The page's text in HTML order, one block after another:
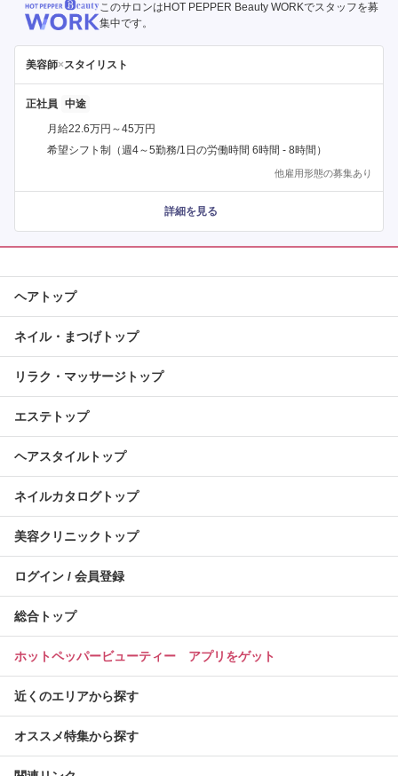
このサロンはHOT PEPPER Beauty WORKでスタッフを募
集中です。
美容師×スタイリスト
正社員
月給22.6万円～45万円
希望シフト制（週4～5勤務/1日の労働時間 6時間 - 8時間）
他雇用形態の募集あり
詳細を見る
ヘアトップ
ネイル・まつげトップ
リラク・マッサージトップ
エステトップ
ヘアスタイルトップ
ネイルカタログトップ
美容クリニックトップ
ログイン / 会員登録
総合トップ
ホットペッパービューティー アプリをゲット
近くのエリアから探す
オススメ特集から探す